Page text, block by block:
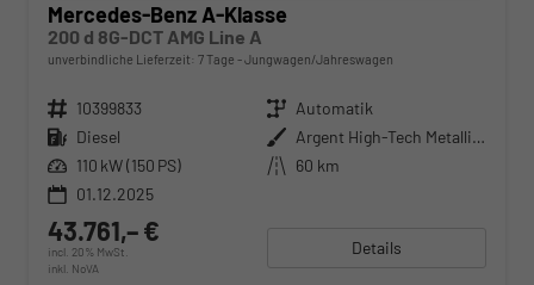
Mercedes-Benz A-Klasse
200 d 8G-DCT AMG Line A
unverbindliche Lieferzeit: 7 Tage Jungwagen/Jahreswagen
Fahrzeugnr. 10399833 Getriebe Automatik
Kraftstoff Diesel Außenfarbe
Argent High-Tech Metallise
Leistung 110 kW (150 PS) Kilometerstand 60 km
01.12.2025
43.761,– €
incl. 20% MwSt.
inkl. NoVA
Details